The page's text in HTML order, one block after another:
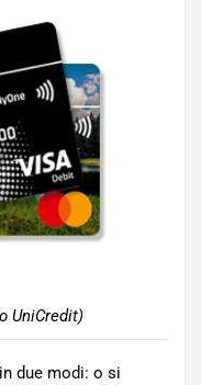
UniCredit)
due modi: o si